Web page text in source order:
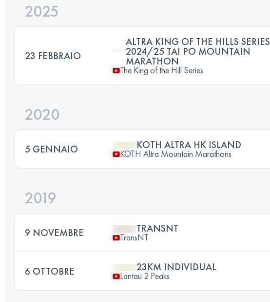
2025
23 FEBBRAIO
ALTRA KING OF THE HILLS SERIES
2024/25 TAI PO MOUNTAIN
MARATHON
The King of the Hill Series
2020
5 GENNAIO KOTH ALTRA HK ISLAND
KOTH Altra Mountain Marathons
2019
9 NOVEMBRE TRANSNT
TransNT
6 OTTOBRE 23KM INDIVIDUAL
Lantau 2 Peaks